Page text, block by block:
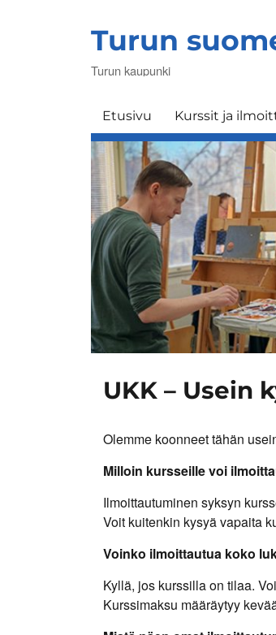
Turun
Turun kaupunki
Etusivu Kurssit ja
UKK – Usein
Olemme koonneet tähän
Milloin kursseille voi
Ilmoittautuminen syksyn
Voit kuitenkin kysyä vapaita
Voinko ilmoittautua koko
Kyllä, jos kurssilla on tilaa.
Kurssimaksu määräytyy